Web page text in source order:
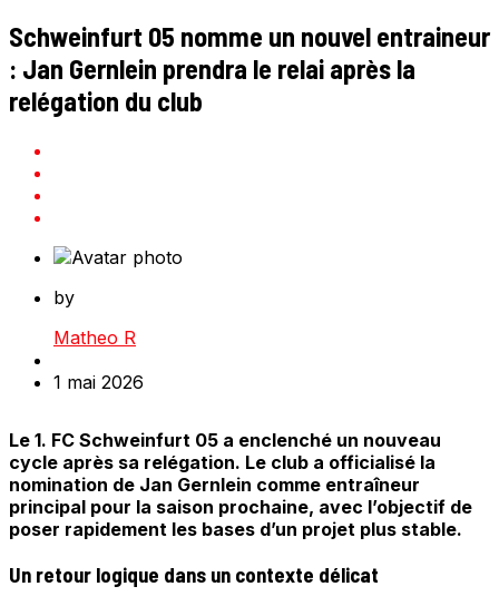
Schweinfurt 05 nomme un nouvel entraineur
: Jan Gernlein prendra le relai après la
relégation du club
by
Matheo R
1 mai 2026
Le 1. FC Schweinfurt 05 a enclenché un nouveau
cycle après sa relégation. Le club a officialisé la
nomination de Jan Gernlein comme entraîneur
principal pour la saison prochaine, avec l’objectif de
poser rapidement les bases d’un projet plus stable.
Un retour logique dans un contexte délicat